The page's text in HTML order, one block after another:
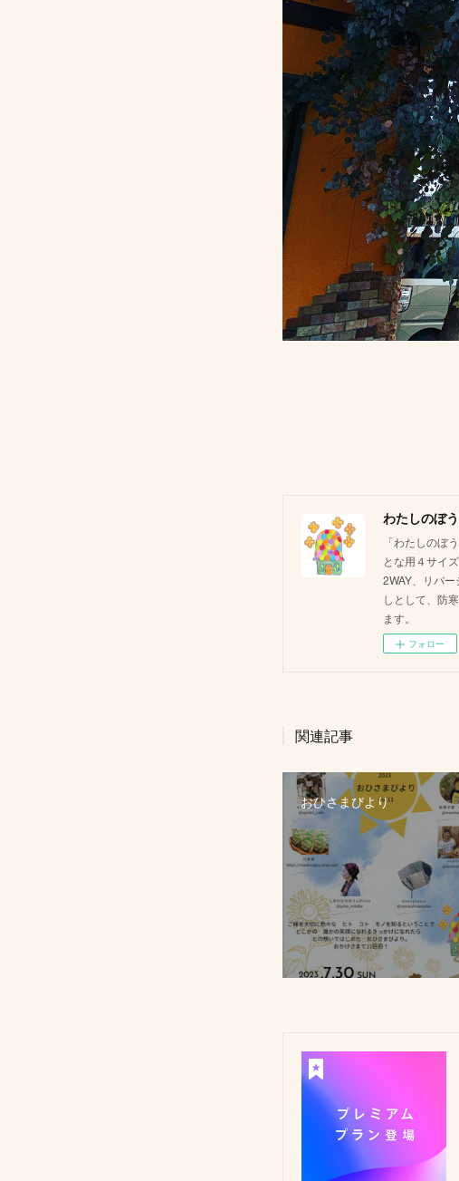
わたしのぼ
「わたしのぼ
とな用４サイ
2WAY、リバ
しとして、防
ます。
フォロー
関連記事
おひさまびより